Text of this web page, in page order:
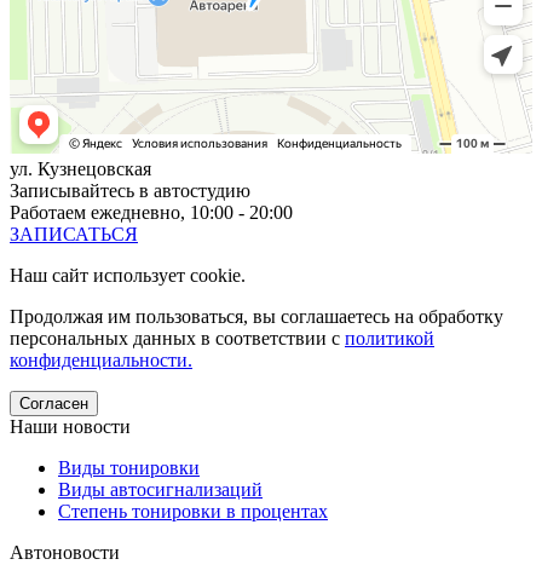
ул. Кузнецовская
Записывайтесь в автостудию
Работаем ежедневно, 10:00 - 20:00
ЗАПИСАТЬСЯ
Наш сайт использует cookie.
Продолжая им пользоваться, вы соглашаетесь на обработку
персональных данных в соответствии с политикой
конфиденциальности.
Согласен
Наши новости
Виды тонировки
Виды автосигнализаций
Степень тонировки в процентах
Автоновости